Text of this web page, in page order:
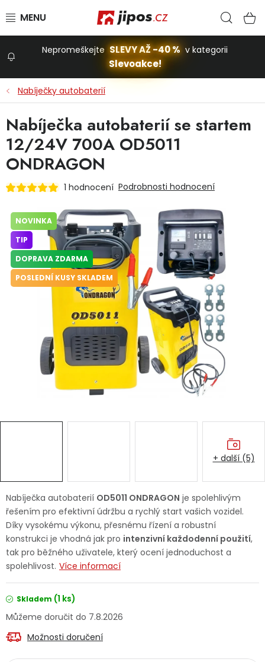
Stavba a dům
Dílna
Domácnost
Dětská hřiště
Autodoplňky
Vánoce
Ochranné pomůcky
Jaký je aktuální stav mé objednávky?
Servis nářadí
Doprava a platba
Nepromeškejte SLEVY AŽ -40 % v kategorii
Slevoakce!
Nabíječky autobaterií
Nabíječka autobaterií OD5011 ONDRAGON je spolehlivým
řešením pro efektivní údržbu a rychlý start vašich vozidel.
Díky vysokému výkonu, přesnému řízení a robustní
konstrukci je vhodná jak pro intenzivní každodenní použití,
tak pro běžného uživatele, který ocení jednoduchost a
spolehlivost. Více informací
Skladem (1 ks)
7.8.2026
Možnosti doručení
Nabíječka autobaterií se startem
12/24V 700A OD5011
ONDRAGON
1 hodnocení Podrobnosti hodnocení
NOVINKA
TIP
DOPRAVA ZDARMA
POSLEDNÍ KUSY SKLADEM
+ další (5)